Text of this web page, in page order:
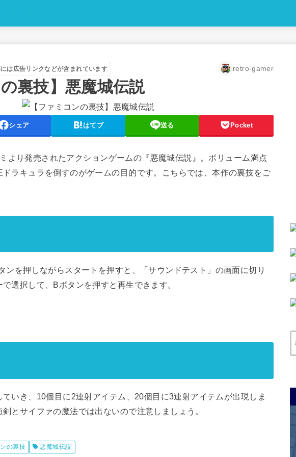
は広告リンクなどが含まれています retro-gamer
裏技】悪魔城伝説
シェア はてブ 送る Pocket
より発売されたアクションゲームの『悪魔城伝説』。ボリューム満点
ラキュラを倒すのがゲームの目的です。こちらでは、本作の裏技をご
ンを押しながらスタートを押すと、「サウンドテスト」の画面に切り
選択して、Bボタンを押すと再生できます。
いき、10個目に2連射アイテム、20個目に3連射アイテムが出現しま
とサイファの魔法では出ないので注意しましょう。
の裏技 悪魔城伝説